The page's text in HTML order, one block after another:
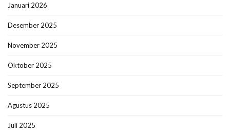
Januari 2026
Desember 2025
November 2025
Oktober 2025
September 2025
Agustus 2025
Juli 2025